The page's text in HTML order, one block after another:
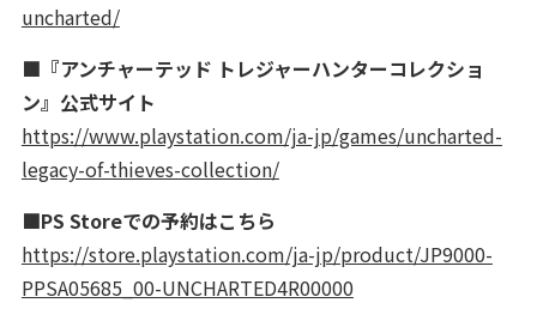
uncharted/
■『アンチャーテッド トレジャーハンターコレクショ
ン』公式サイト
https://www.playstation.com/ja-jp/games/uncharted-
legacy-of-thieves-collection/
■PS Storeでの予約はこちら
https://store.playstation.com/ja-jp/product/JP9000-
PPSA05685_00-UNCHARTED4R00000